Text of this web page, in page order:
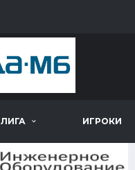
ЛИГА ИГРОКИ